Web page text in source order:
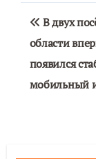
по
В двух
области
появился
мобильный